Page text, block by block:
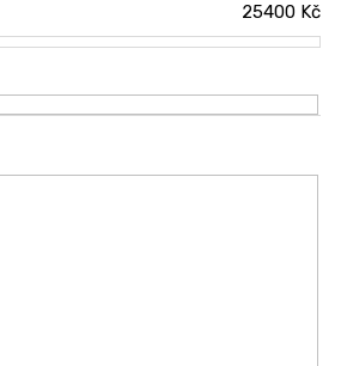
25400 Kč